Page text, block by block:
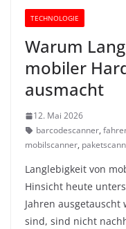
TECHNOLOGIE
Warum
mobiler
ausmacht
12. Mai 2026
barcodescanner,
mobilscanner,
Langlebigkeit von
Hinsicht heute
Jahren
sind, sind nicht